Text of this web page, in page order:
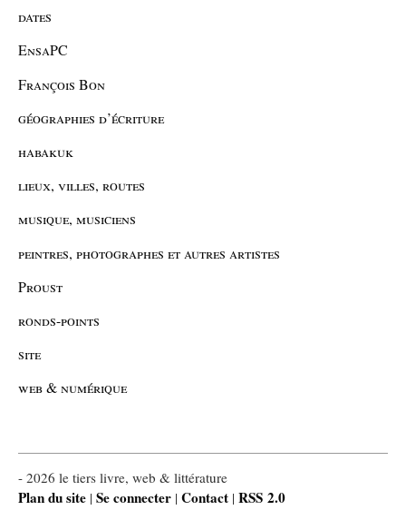
dates
EnsaPC
François Bon
géographies d’écriture
habakuk
lieux, villes, routes
musique, musiciens
peintres, photographes et autres artistes
Proust
ronds-points
site
web & numérique
- 2026 le tiers livre, web & littérature
Plan du site | Se connecter | Contact | RSS 2.0